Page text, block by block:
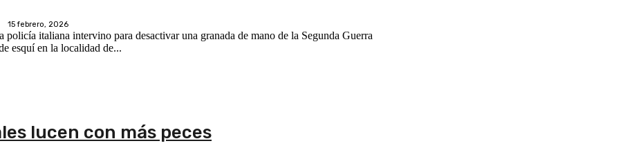
15 febrero, 2026
italiana intervino para desactivar una granada de mano de la Segunda Guerra
esquí en la localidad de...
lucen con más peces